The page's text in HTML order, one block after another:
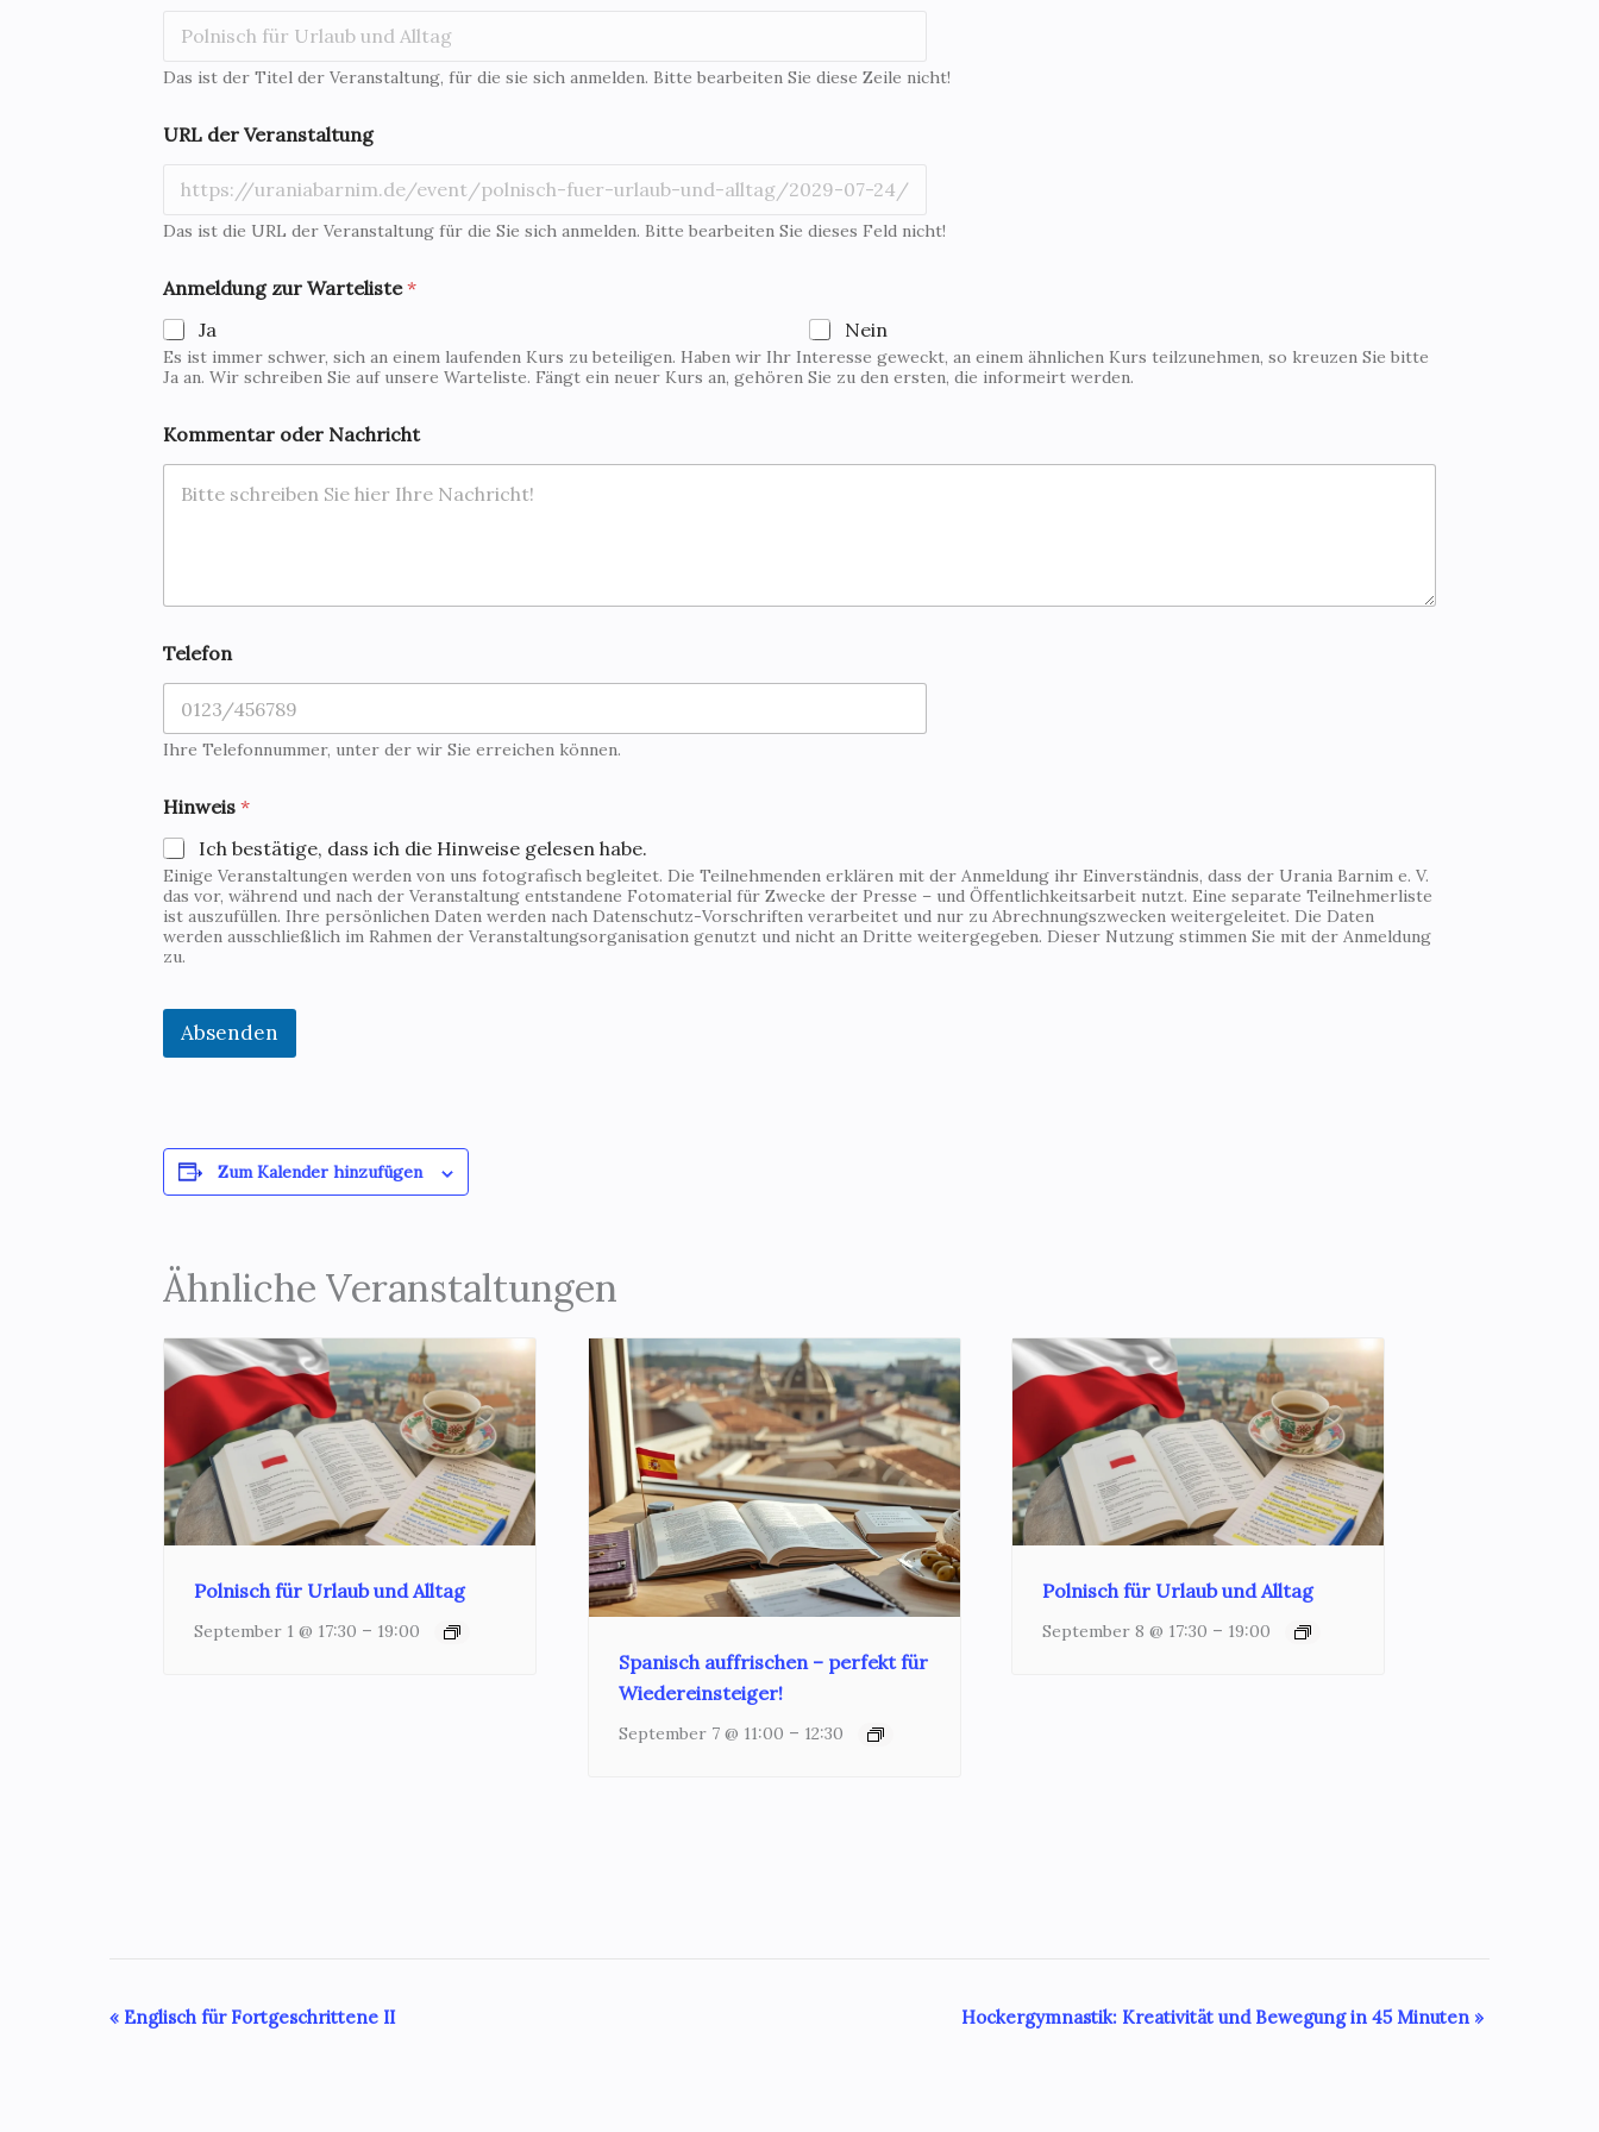
Das ist der Titel der Veranstaltung, für die sie sich anmelden. Bitte bearbeiten Sie diese Zeile nicht!
URL der Veranstaltung
Das ist die URL der Veranstaltung für die Sie sich anmelden. Bitte bearbeiten Sie dieses Feld nicht!
Anmeldung zur Warteliste*
Ja
Nein
Es ist immer schwer, sich an einem laufenden Kurs zu beteiligen. Haben wir Ihr Interesse geweckt, an einem ähnlichen Kurs teilzunehmen, so kreuzen Sie bitte
Ja an. Wir schreiben Sie auf unsere Warteliste. Fängt ein neuer Kurs an, gehören Sie zu den ersten, die informeirt werden.
Kommentar oder Nachricht
a
c
r
i
h
t
E
-
M
a
i
l
i
Telefon
Ihre Telefonnummer, unter der wir Sie erreichen können.
Hinweis *
Ich bestätige, dass ich die Hinweise gelesen habe.
Einige Veranstaltungen werden von uns fotografisch begleitet. Die Teilnehmenden erklären mit der Anmeldung ihr Einverständnis, dass der Urania Barnim e. V.
das vor, während und nach der Veranstaltung entstandene Fotomaterial für Zwecke der Presse – und Öffentlichkeitsarbeit nutzt. Eine separate Teilnehmerliste
ist auszufüllen. Ihre persönlichen Daten werden nach Datenschutz-Vorschriften verarbeitet und nur zu Abrechnungszwecken weitergeleitet. Die Daten
werden ausschließlich im Rahmen der Veranstaltungsorganisation genutzt und nicht an Dritte weitergegeben. Dieser Nutzung stimmen Sie mit der Anmeldung
zu.
Absenden
Zum Kalender hinzufügen
Ähnliche Veranstaltungen
Polnisch für Urlaub und Alltag
September 1 @ 17:30 – 19:00
Spanisch auffrischen – perfekt für
Wiedereinsteiger!
September 7 @ 11:00 – 12:30
Polnisch für Urlaub und Alltag
September 8 @ 17:30 – 19:00
Veranstaltung-
« Englisch für Fortgeschrittene II Hockergymnastik: Kreativität und Bewegung in 45 Minuten »